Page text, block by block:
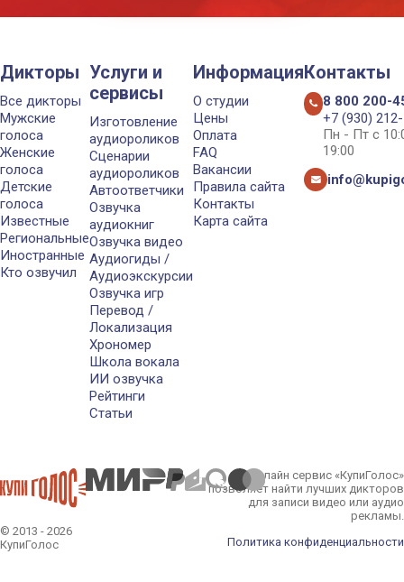
Дикторы
Все дикторы
Мужские
голоса
Женские
голоса
Детские
голоса
Известные
Региональные
Иностранные
Кто озвучил
Услуги и
сервисы
Изготовление
аудиороликов
Сценарии
аудиороликов
Автоответчики
Озвучка
аудиокниг
Озвучка видео
Аудиогиды /
Аудиоэкскурсии
Озвучка игр
Перевод /
Локализация
Хрономер
Школа вокала
ИИ озвучка
Рейтинги
Статьи
Информация
О студии
Цены
Оплата
FAQ
Вакансии
Правила сайта
Контакты
Карта сайта
Контакты
8 800 200-
+7 (930)
Пн - Пт с
19:00
© 2013 - 2026
КупиГолос
Онлайн сервис «КупиГолос»
позволяет найти лучших дикторов
для записи видео или аудио
рекламы.
Политика конфиденциальности